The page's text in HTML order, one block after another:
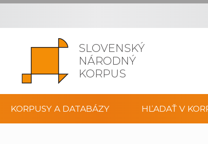
SLOVENSKÝ
NÁRODNÝ
KORPUS
KORPUSY A DATABÁZY HĽADAŤ V